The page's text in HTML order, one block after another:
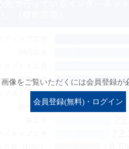
画像をご覧いただくには会員登録が
会員登録(無料)・ログイン